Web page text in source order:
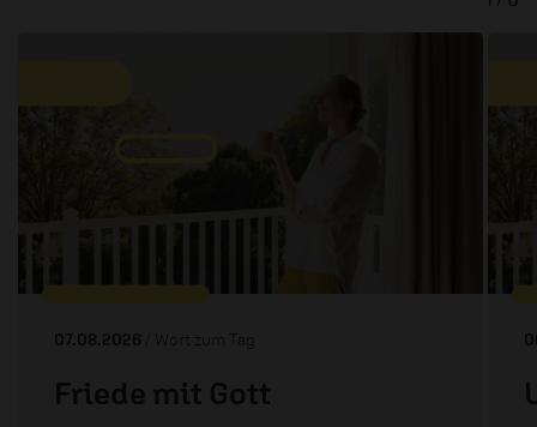
07.08.2026 / Wort zum Tag
Friede mit Gott